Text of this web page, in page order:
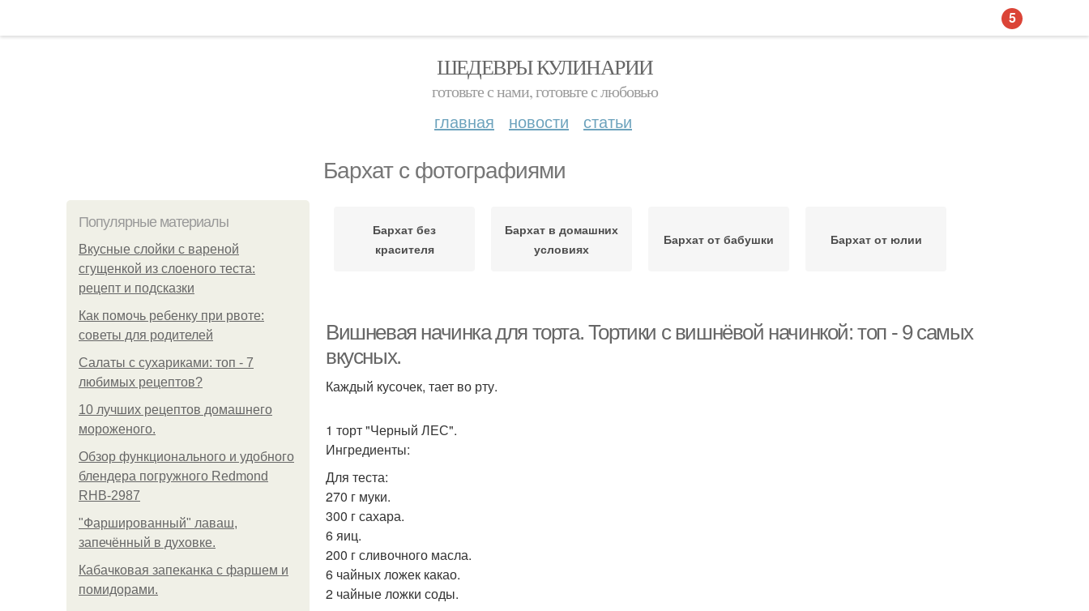
ШЕДЕВРЫ КУЛИНАРИИ
готовьте с нами, готовьте с любовью
главная новости статьи
Бархат с фотографиями
Популярные материалы
Вкусные слойки с вареной
сгущенкой из слоеного теста:
рецепт и подсказки
Как помочь ребенку при рвоте:
советы для родителей
Салаты с сухариками: топ - 7
любимых рецептов?
10 лучших рецептов домашнего
мороженого.
Обзор функционального и удобного
блендера погружного Redmond
RHB-2987
"Фаршированный" лаваш,
запечённый в духовке.
Кабачковая запеканка с фаршем и
помидорами.
Бархат без
красителя
Бархат в домашних
условиях
Бархат от бабушки Бархат от юлии
Вишневая начинка для торта. Тортики с вишнёвой начинкой: топ - 9 самых
вкусных.
Каждый кусочек, тает во рту.
1 торт "Черный ЛЕС".
Ингредиенты:
Для теста:
270 г муки.
300 г сахара.
6 яиц.
200 г сливочного масла.
6 чайных ложек какао.
2 чайные ложки соды.
5